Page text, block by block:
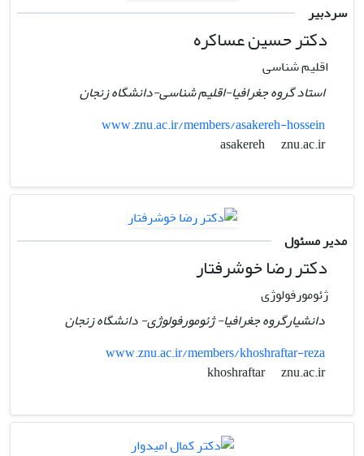
سردبیر
دکتر حسین عساکره
اقلیم شناسی
استاد گروه جغرافیا-اقلیم شناسی-دانشگاه زنجان
www.znu.ac.ir/members/asakereh-hossein
asakereh
znu.ac.ir
مدیر مسئول
دکتر رضا خوشرفتار
ژئومورفولوژی
دانشیارگروه جغرافیا- ژئومورفولوژی- دانشگاه زنجان
www.znu.ac.ir/members/khoshraftar-reza
khoshraftar
znu.ac.ir